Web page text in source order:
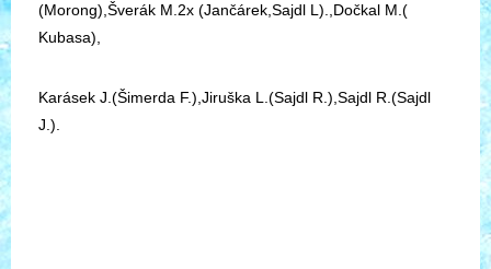
(Morong),Šverák M.2x (Jančárek,Sajdl L).,Dočkal M.(
Kubasa),
Karásek J.(Šimerda F.),Jiruška L.(Sajdl R.),Sajdl R.(Sajdl
J.).